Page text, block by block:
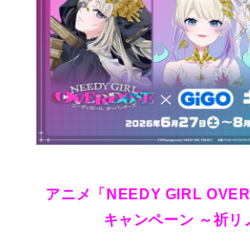
アニメ「NEEDY GIRL
キャンペーン ～祈リ